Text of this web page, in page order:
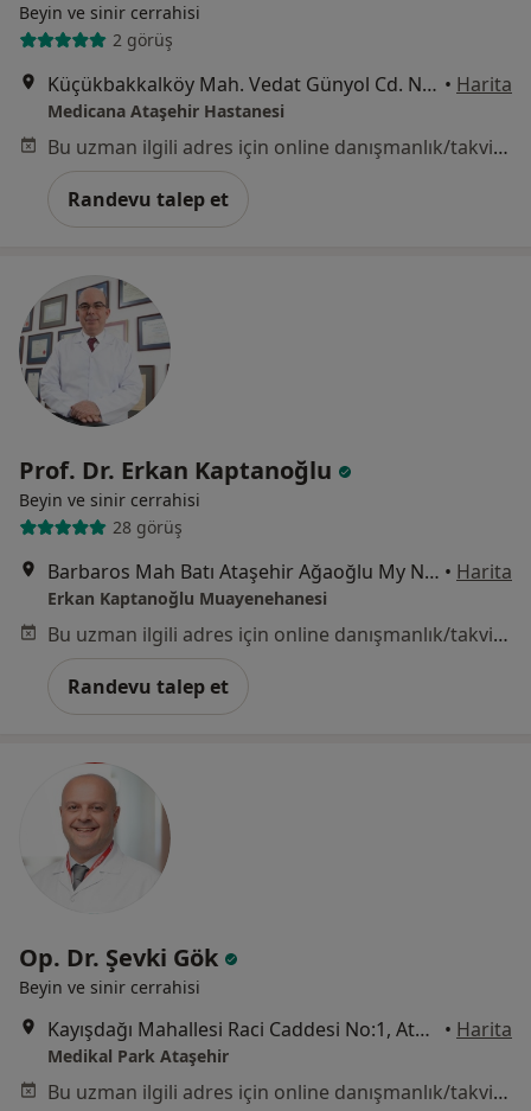
Beyin ve sinir cerrahisi
2 görüş
Küçükbakkalköy Mah. Vedat Günyol Cd. No:24, Ataşehir • Harita
Medicana Ataşehir Hastanesi
Bu uzman ilgili adres için online danışmanlık/takvim sunmuyor.
Randevu talep et
Prof. Dr. Erkan Kaptanoğlu
Beyin ve sinir cerrahisi
28 görüş
Barbaros Mah Batı Ataşehir Ağaoğlu My Newwork No:3 Kat:4, D:44, Ataşehir/İstanbul, İstanbul • Harita
Erkan Kaptanoğlu Muayenehanesi
Bu uzman ilgili adres için online danışmanlık/takvim sunmuyor.
Randevu talep et
Op. Dr. Şevki Gök
Beyin ve sinir cerrahisi
Kayışdağı Mahallesi Raci Caddesi No:1, Ataşehir • Harita
Medikal Park Ataşehir
Bu uzman ilgili adres için online danışmanlık/takvim sunmuyor.